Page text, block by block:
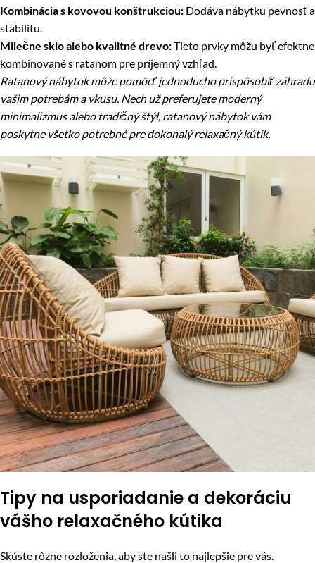
Kombinácia s kovovou konštrukciou: Dodáva nábytku pevnosť a
stabilitu.
Mliečne sklo alebo kvalitné drevo:Tieto prvky môžu byť efektne
kombinované s ratanom pre príjemný vzhľad.
Ratanový nábytok môže pomôcť jednoducho prispôsobiť záhradu
vašim potrebám a vkusu. Nech už preferujete moderný
minimalizmus alebo tradičný štýl, ratanový nábytok vám
poskytne všetko potrebné pre dokonalý relaxačný kútik.
Tipy na usporiadanie a dekoráciu
vášho relaxačného kútika
Skúste rôzne rozloženia, aby ste našli to najlepšie pre vás.